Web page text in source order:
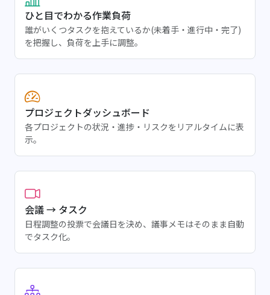
ひと目でわかる作業負荷
誰がいくつタスクを抱えているか(未着手・進行中・完了)
を把握し、負荷を上手に調整。
プロジェクトダッシュボード
各プロジェクトの状況・進捗・リスクをリアルタイムに表
示。
会議 → タスク
日程調整の投票で会議日を決め、議事メモはそのまま自動
でタスク化。